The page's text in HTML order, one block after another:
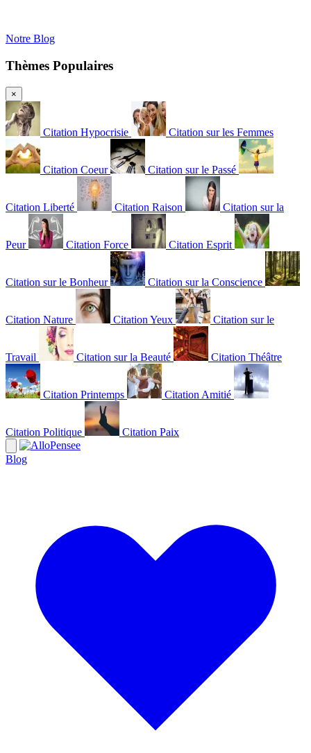
Notre Blog
Thèmes Populaires
×
Citation Hypocrisie Citation sur les Femmes
Citation Coeur Citation sur le Passé
Citation Liberté Citation Raison Citation sur la
Peur Citation Force Citation Esprit
Citation sur le Bonheur Citation sur la Conscience
Citation Nature Citation Yeux Citation sur le
Travail Citation sur la Beauté Citation Théâtre
Citation Printemps Citation Amitié
Citation Politique Citation Paix
Blog